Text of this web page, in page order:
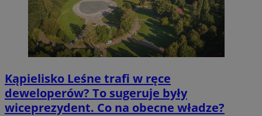
Kąpielisko Leśne trafi w ręce
deweloperów? To sugeruje były
wiceprezydent. Co na obecne władze?